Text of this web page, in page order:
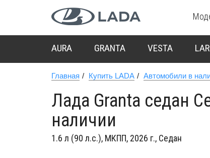
AURA GRANTA VESTA
Главная Купить LADA Автомобили в
Лада Granta седан
наличии
1.6 л (90 л.с.), МКПП, 2026 г., Седан